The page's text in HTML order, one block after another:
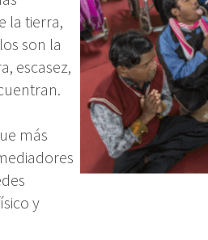
la tierra,
son la
escasez,
más
y